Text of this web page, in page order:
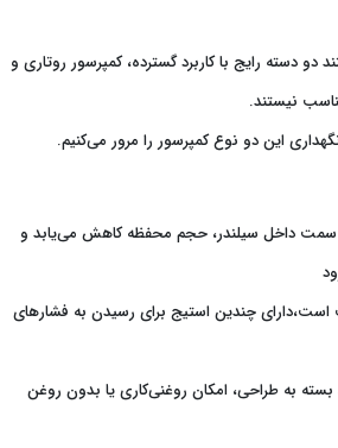
دسته رایج با کاربرد گسترده، کمپرسور روتاری و
نیستند.
این دو نوع کمپرسور را مرور می‌کنیم.
سمت داخل سیلندر، حجم محفظه کاهش می‌یابد و
است،دارای چندین استیج برای رسیدن به فشارهای
به طراحی، امکان روغنی‌کاری یا بدون روغن